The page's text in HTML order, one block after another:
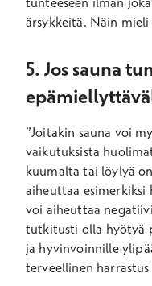
ärsykkeitä. Näin
5. Jos sauna
”Joitakin sauna voi
vaikutuksista
kuumalta tai löylyä
aiheuttaa esimerkiksi
voi aiheuttaa
tutkitusti olla hyötyä
ja hyvinvoinnille
terveellinen harrastus